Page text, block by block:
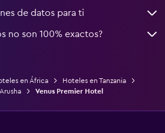
de datos para ti
no son 100% exactos?
en África
Hoteles en Tanzania
Venus Premier Hotel